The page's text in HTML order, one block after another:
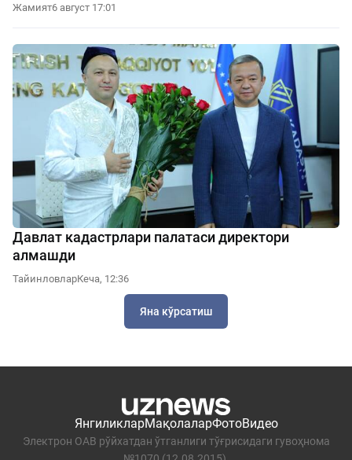
Жамият6 август 17:01
Давлат кадастрлари палатаси директори
алмашди
ТайинловларКеча, 12:36
Яна кўрсатиш
ЯнгиликларМақолаларФотоВидео
Электрон ОАВ рўйхатдан ўтганлиги тўғрисидаги гувоҳнома